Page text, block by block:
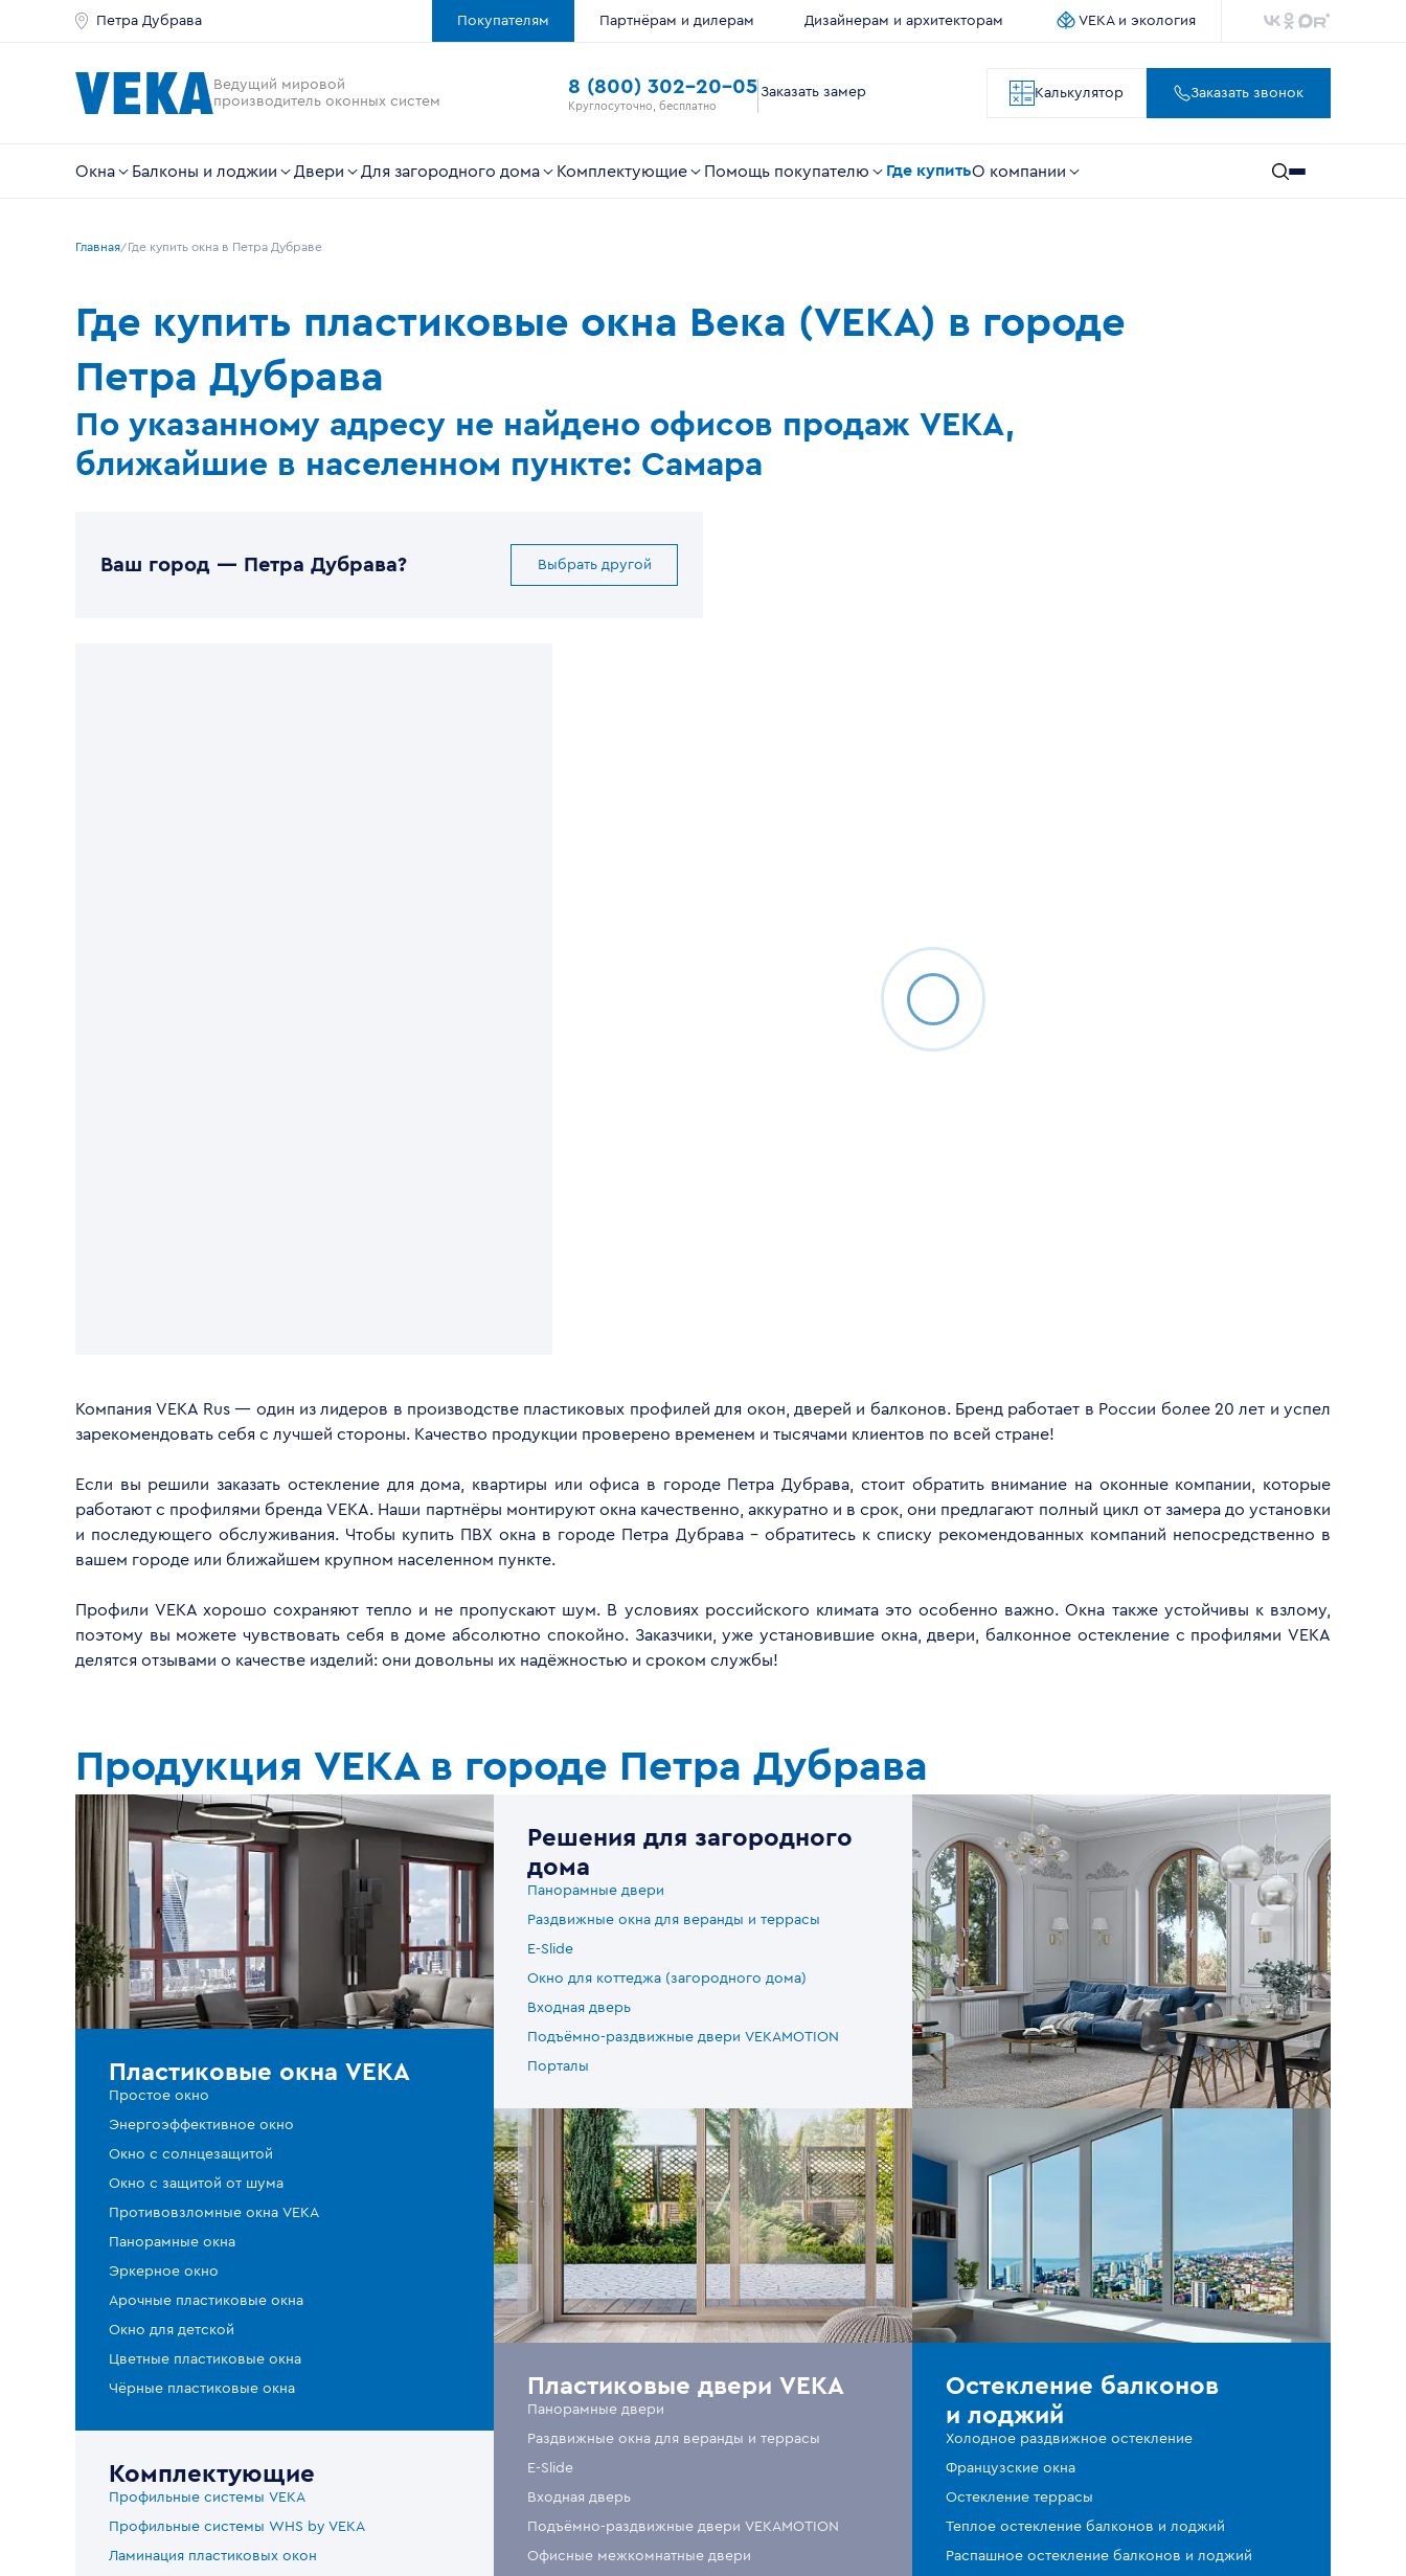
Петра Дубрава Покупателям Партнёрам и дилерам Дизайнерам и архитекторам VEKA и экология
Ведущий мировой
производитель оконных систем
8 (800) 302-20-05
Круглосуточно, бесплатно
Заказать замер Калькулятор Заказать звонок
Окна Балконы и лоджии Двери Для загородного дома Комплектующие Помощь покупателю Где купитьО компании
Главная Где купить окна в Петра Дубраве
Где купить пластиковые окна Века (VEKA) в городе
Петра Дубрава
По указанному адресу не найдено офисов продаж VEKA,
ближайшие в населенном пункте: Самара
Ваш город — Петра Дубрава? Выбрать другой
Компания VEKA Rus — один из лидеров в производстве пластиковых профилей для окон, дверей и балконов. Бренд работает в России более 20 лет и успел
зарекомендовать себя с лучшей стороны. Качество продукции проверено временем и тысячами клиентов по всей стране!
Если вы решили заказать остекление для дома, квартиры или офиса в городе Петра Дубрава, стоит обратить внимание на оконные компании, которые
работают с профилями бренда VEKA. Наши партнёры монтируют окна качественно, аккуратно и в срок, они предлагают полный цикл от замера до установки
и последующего обслуживания. Чтобы купить ПВХ окна в городе Петра Дубрава - обратитесь к списку рекомендованных компаний непосредственно в
вашем городе или ближайшем крупном населенном пункте.
Профили VEKA хорошо сохраняют тепло и не пропускают шум. В условиях российского климата это особенно важно. Окна также устойчивы к взлому,
поэтому вы можете чувствовать себя в доме абсолютно спокойно. Заказчики, уже установившие окна, двери, балконное остекление с профилями VEKA
делятся отзывами о качестве изделий: они довольны их надёжностью и сроком службы!
Продукция VEKA в городе Петра Дубрава
Пластиковые окна VEKA
Простое окно
Энергоэффективное окно
Окно с солнцезащитой
Окно с защитой от шума
Противовзломные окна VEKA
Панорамные окна
Эркерное окно
Арочные пластиковые окна
Окно для детской
Цветные пластиковые окна
Чёрные пластиковые окна
Комплектующие
Профильные системы VEKA
Профильные системы WHS by VEKA
Ламинация пластиковых окон
Решения для загородного
дома
Панорамные двери
Раздвижные окна для веранды и террасы
E-Slide
Окно для коттеджа (загородного дома)
Входная дверь
Подъёмно-раздвижные двери VEKAMOTION
Порталы
Пластиковые двери VEKA
Панорамные двери
Раздвижные окна для веранды и террасы
E-Slide
Входная дверь
Подъёмно-раздвижные двери VEKAMOTION
Офисные межкомнатные двери
Остекление балконов
и лоджий
Холодное раздвижное остекление
Французские окна
Остекление террасы
Теплое остекление балконов и лоджий
Распашное остекление балконов и лоджий